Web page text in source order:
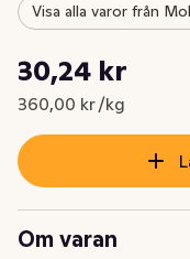
Visa alla varor från
Nuvarande pris är:
30,24 kr
360,00 kr /kg
Styckpris: 360,00 kr /
Om varan